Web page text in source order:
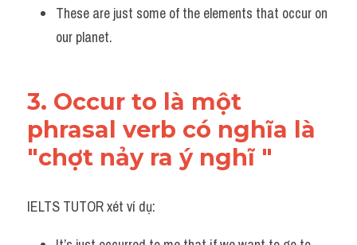
These are just some of the elements that occur on
our planet.
3. Occur to là một
phrasal verb có nghĩa là
"chợt nảy ra ý nghĩ "
IELTS TUTOR xét ví dụ: